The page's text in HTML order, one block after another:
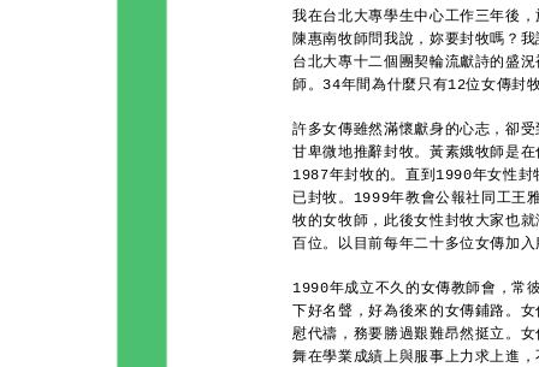
我在台北大專學生中心工作三年後
陳惠南牧師問我說，妳要封牧嗎？
台北大專十二個團契輪流獻詩的盛
師。34年間為什麼只有12位女傳封
許多女傳雖然滿懷獻身的心志，卻
甘卑微地推辭封牧。黃素娥牧師是
1987年封牧的。直到1990年女性
已封牧。1999年教會公報社同工王
牧的女牧師，此後女性封牧大家也
百位。以目前每年二十多位女傳加
1990年成立不久的女傳教師會，常
下好名聲，好為後來的女傳鋪路。
慰代禱，務要勝過艱難昂然挺立。
舞在學業成績上與服事上力求上進